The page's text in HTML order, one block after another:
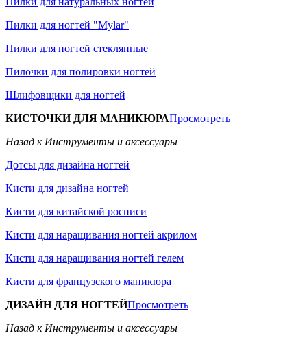
Пилки для ногтей "Mylar"
Пилки для ногтей стеклянные
Пилочки для полировки ногтей
Шлифовщики для ногтей
КИСТОЧКИ ДЛЯ МАНИКЮРАПросмотреть
Назад к Инструменты и аксессуары
Дотсы для дизайна ногтей
Кисти для дизайна ногтей
Кисти для китайской росписи
Кисти для наращивания ногтей акрилом
Кисти для наращивания ногтей гелем
Кисти для французского маникюра
ДИЗАЙН ДЛЯ НОГТЕЙПросмотреть
Назад к Инструменты и аксессуары